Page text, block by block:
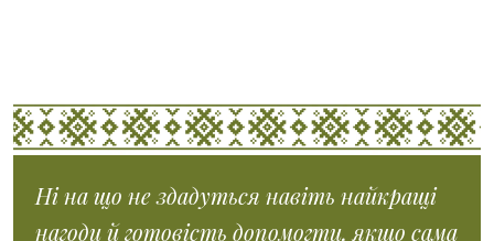
Ні на що не здадуться навіть найкращі
нагоди й готовість допомогти, якщо сама